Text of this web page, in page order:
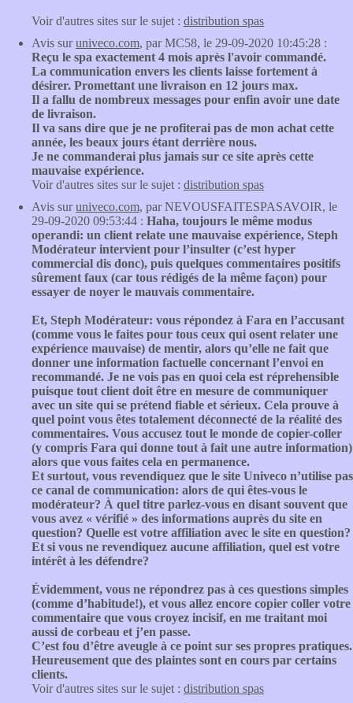
Voir d'autres sites sur le sujet : distribution spas
Avis suruniveco.com, par MC58, le 29-09-2020 10:45:28 :
Reçu le spa exactement 4 mois après l'avoir commandé.
La communication envers les clients laisse fortement à
désirer. Promettant une livraison en 12 jours max.
Il a fallu de nombreux messages pour enfin avoir une date
de livraison.
Il va sans dire que je ne profiterai pas de mon achat cette
année, les beaux jours étant derrière nous.
Je ne commanderai plus jamais sur ce site après cette
mauvaise expérience.
Voir d'autres sites sur le sujet : distribution spas
Avis suruniveco.com, par NEVOUSFAITESPASAVOIR, le
29-09-2020 09:53:44 : Haha, toujours le même modus
operandi: un client relate une mauvaise expérience, Steph
Modérateur intervient pour l’insulter (c’est hyper
commercial dis donc), puis quelques commentaires positifs
sûrement faux (car tous rédigés de la même façon) pour
essayer de noyer le mauvais commentaire.
Et, Steph Modérateur: vous répondez à Fara en l’accusant
(comme vous le faites pour tous ceux qui osent relater une
expérience mauvaise) de mentir, alors qu’elle ne fait que
donner une information factuelle concernant l’envoi en
recommandé. Je ne vois pas en quoi cela est réprehensible
puisque tout client doit être en mesure de communiquer
avec un site qui se prétend fiable et sérieux. Cela prouve à
quel point vous êtes totalement déconnecté de la réalité des
commentaires. Vous accusez tout le monde de copier-coller
(y compris Fara qui donne tout à fait une autre information)
alors que vous faites cela en permanence.
Et surtout, vous revendiquez que le site Univeco n’utilise pas
ce canal de communication: alors de qui êtes-vous le
modérateur? À quel titre parlez-vous en disant souvent que
vous avez « vérifié » des informations auprès du site en
question? Quelle est votre affiliation avec le site en question?
Et si vous ne revendiquez aucune affiliation, quel est votre
intérêt à les défendre?
Évidemment, vous ne répondrez pas à ces questions simples
(comme d’habitude!), et vous allez encore copier coller votre
commentaire que vous croyez incisif, en me traitant moi
aussi de corbeau et j’en passe.
C’est fou d’être aveugle à ce point sur ses propres pratiques.
Heureusement que des plaintes sont en cours par certains
clients.
Voir d'autres sites sur le sujet : distribution spas